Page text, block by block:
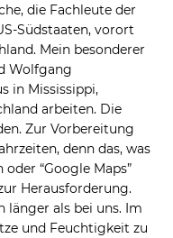
die Fachleute der
Südstaaten, vorort
Mein besonderer
Wolfgang
in Mississippi,
arbeiten. Die
Zur Vorbereitung
denn das, was
“Google Maps”
Herausforderung.
länger als bei uns. Im
und Feuchtigkeit zu